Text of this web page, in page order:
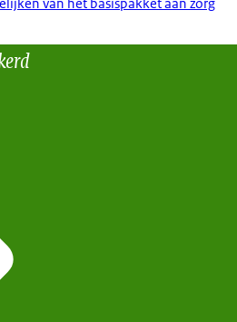
van het basispakket aan zorg